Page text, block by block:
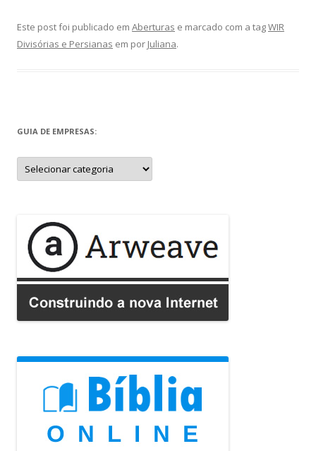
Este post foi publicado em Aberturas e marcado com a tagWIR
Divisórias e Persianas em por Juliana.
GUIA DE EMPRESAS:
Guia
de
Empresas: